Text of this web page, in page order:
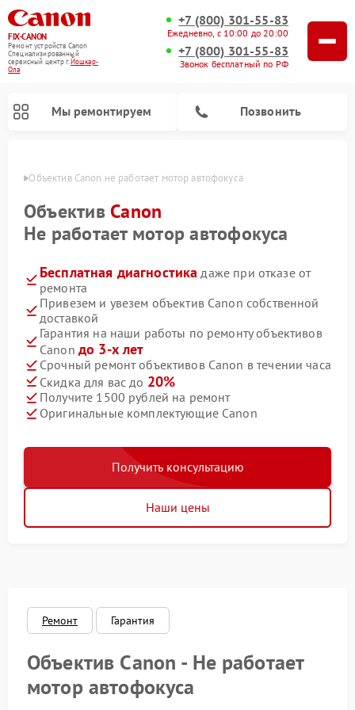
FIX-CANON
Ремонт устройств Canon
Специализированный
cервисный центр г.Йошкар-
Ола
+7 (800) 301-55-83
Ежедневно, с 10:00 до 20:00
+7 (800) 301-55-83
Звонок бесплатный по РФ
Мы ремонтируем Позвонить
Оле Объектив Canon не работает мотор автофокуса
Объектив Canon
Не работает мотор автофокуса
Бесплатная диагностика даже при отказе от
ремонта
Привезем и увезем объектив Canon собственной
доставкой
Гарантия на наши работы по ремонту объективов
Canon до 3-х лет
Срочный ремонт объективов Canon в течении часа
Скидка для вас до 20%
Получите 1500 рублей на ремонт
Оригинальные комплектующие Canon
Получить консультацию
Наши цены
Ремонт Гарантия
Объектив Canon - Не работает
мотор автофокуса